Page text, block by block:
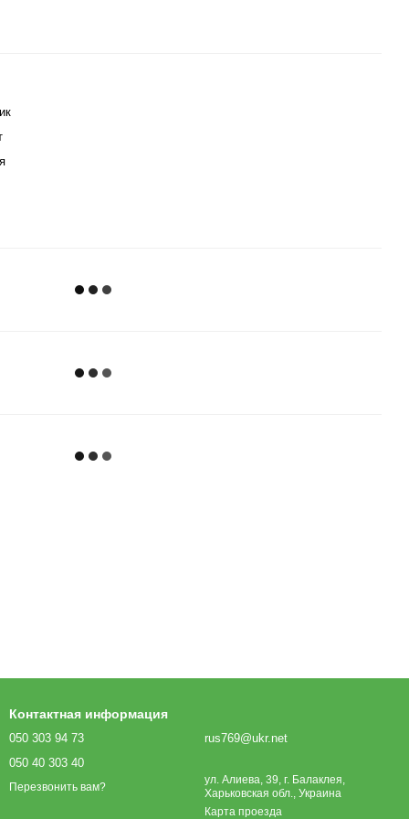
Контактная информация
050 303 94 73
050 40 303 40
Перезвонить вам?
rus769@ukr.net
ул. Алиева, 39, г. Балаклея,
Харьковская обл., Украина
Карта проезда